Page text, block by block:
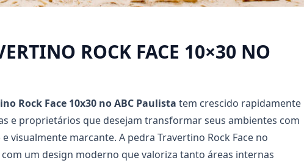
ROCK FACE 10×30 NO
Rock Face 10x30 no ABC Paulista tem crescido rapidamente
e proprietários que desejam transformar seus ambientes com
visualmente marcante. A pedra Travertino Rock Face no
um design moderno que valoriza tanto áreas internas